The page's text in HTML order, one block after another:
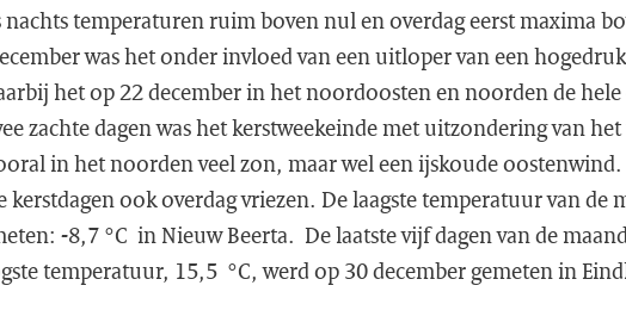
nachts temperaturen ruim boven nul en overdag eerst maxima
was het onder invloed van een uitloper van een
het op 22 december in het noordoosten en noorden de hele
zachte dagen was het kerstweekeinde met uitzondering van
in het noorden veel zon, maar wel een ijskoude
kerstdagen ook overdag vriezen. De laagste temperatuur van de
-8,7 °C in Nieuw Beerta. De laatste vijf dagen van de
temperatuur, 15,5 °C, werd op 30 december gemeten in